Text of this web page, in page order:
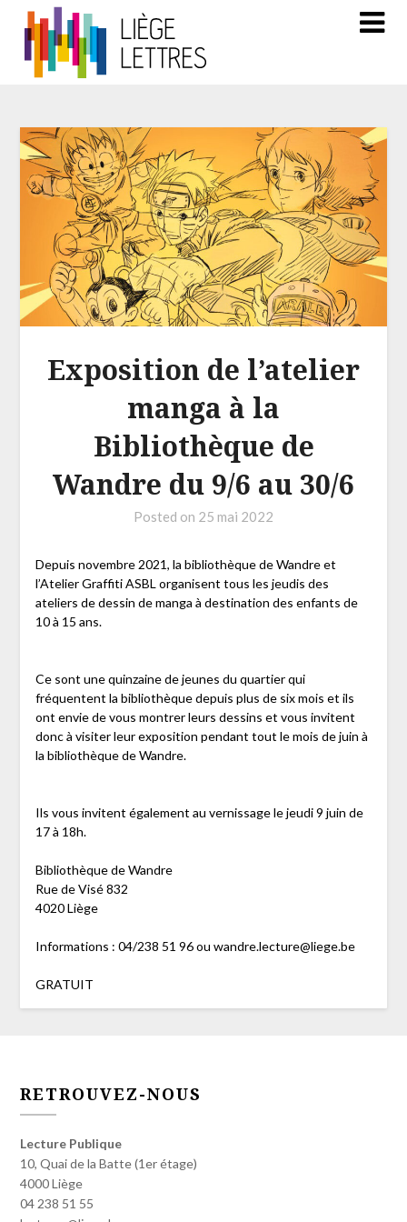
Exposition de l’atelier
manga à la
Bibliothèque de
Wandre du 9/6 au 30/6
Posted on 25 mai 2022
Depuis novembre 2021, la bibliothèque de Wandre et
l’Atelier Graffiti ASBL organisent tous les jeudis des
ateliers de dessin de manga à destination des enfants de
10 à 15 ans.
Ce sont une quinzaine de jeunes du quartier qui
fréquentent la bibliothèque depuis plus de six mois et ils
ont envie de vous montrer leurs dessins et vous invitent
donc à visiter leur exposition pendant tout le mois de juin à
la bibliothèque de Wandre.
Ils vous invitent également au vernissage le jeudi 9 juin de
17 à 18h.
Bibliothèque de Wandre
Rue de Visé 832
4020 Liège
Informations : 04/238 51 96 ou wandre.lecture@liege.be
GRATUIT
RETROUVEZ-NOUS
Lecture Publique
10, Quai de la Batte (1er étage)
4000 Liège
04 238 51 55